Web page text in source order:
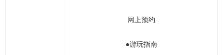
网上预约
●游玩指南